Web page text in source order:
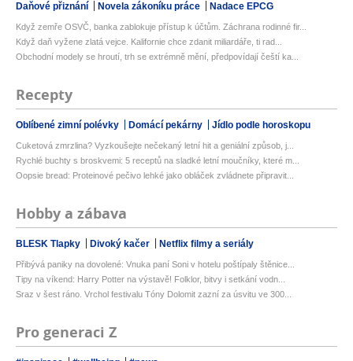
Daňové přiznání Novela zákoníku práce Nadace EPCG
Když zemře OSVČ, banka zablokuje přístup k účtům. Záchrana rodinné fir...
Když daň vyžene zlatá vejce. Kalifornie chce zdanit miliardáře, ti rad...
Obchodní modely se hroutí, trh se extrémně mění, předpovídají čeští ka...
Recepty
Oblíbené zimní polévky Domácí pekárny Jídlo podle horoskopu
Cuketová zmrzlina? Vyzkoušejte nečekaný letní hit a geniální způsob, j...
Rychlé buchty s broskvemi: 5 receptů na sladké letní moučníky, které m...
Oopsie bread: Proteinové pečivo lehké jako obláček zvládnete připravit...
Hobby a zábava
BLESK Tlapky Divoký kačer Netflix filmy a seriály
Přibývá paniky na dovolené: Vnuka paní Soni v hotelu poštípaly štěnice...
Tipy na víkend: Harry Potter na výstavě! Folklor, bitvy i setkání vodn...
Sraz v šest ráno. Vrchol festivalu Tóny Dolomit zazní za úsvitu ve 300...
Pro generaci Z